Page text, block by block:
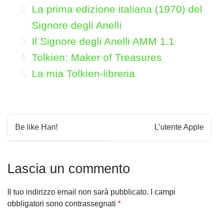
La prima edizione italiana (1970) del
Signore degli Anelli
Il Signore degli Anelli AMM 1.1
Tolkien: Maker of Treasures
La mia Tolkien-libreria
N
a
v
i
g
a
Be like Han! L’utente Apple
Lascia un commento
Il tuo indirizzo email non sarà pubblicato.
I campi
obbligatori sono contrassegnati *